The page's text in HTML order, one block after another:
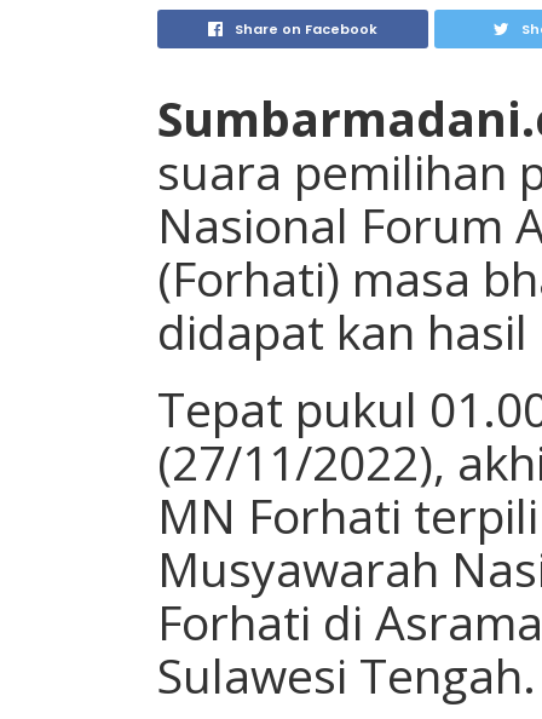
Share on Facebook
suara pemilihan
Nasional Forum
(Forhati) masa
didapat kan
Tepat pukul
(27/11/2022),
MN Forhati
Musyawarah
Forhati di
Sulawesi Tengah.